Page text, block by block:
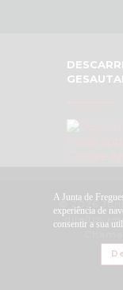
© 2026
direitos
A Junta de
experiência de
consentir a sua